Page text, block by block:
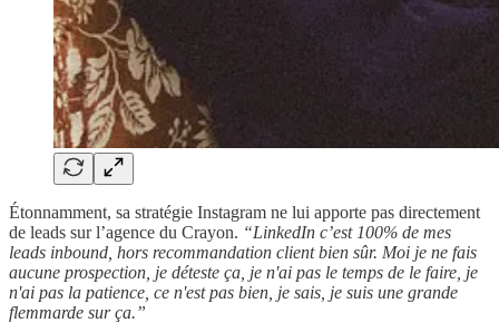
Étonnamment, sa stratégie Instagram ne lui apporte pas directement
de leads sur l’agence du Crayon. “LinkedIn c’est 100% de mes
leads inbound, hors recommandation client bien sûr. Moi je ne fais
aucune prospection, je déteste ça, je n'ai pas le temps de le faire, je
n'ai pas la patience, ce n'est pas bien, je sais, je suis une grande
flemmarde sur ça.”